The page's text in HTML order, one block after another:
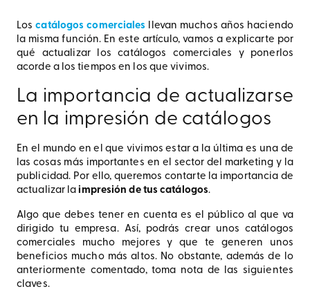
Loscatálogos comerciales llevan muchos años haciendo
la misma función. En este artículo, vamos a explicarte por
qué actualizar los catálogos comerciales y ponerlos
acorde a los tiempos en los que vivimos.
La importancia de actualizarse
en la impresión de catálogos
En el mundo en el que vivimos estar a la última es una de
las cosas más importantes en el sector del marketing y la
publicidad. Por ello, queremos contarte la importancia de
actualizar laimpresión de tus catálogos.
Algo que debes tener en cuenta es el público al que va
dirigido tu empresa. Así, podrás crear unos catálogos
comerciales mucho mejores y que te generen unos
beneficios mucho más altos. No obstante, además de lo
anteriormente comentado, toma nota de las siguientes
claves.